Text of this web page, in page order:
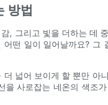
방법
, 그리고 빛을 더하는 데
떤 일이 일어날까요? 그
넓어 보이게 할 뿐만 아
사로잡는 네온의 색조